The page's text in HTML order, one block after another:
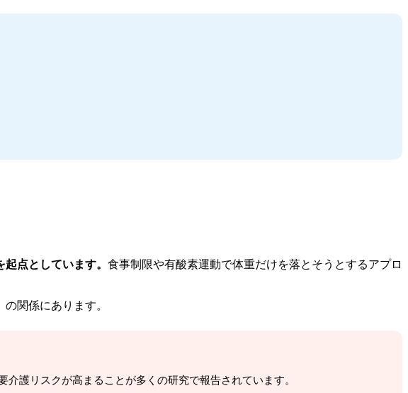
点としています。 食事制限や有酸素運動で体重だけを落とそうとするアプロ
関係にあります。
護リスクが高まることが多くの研究で報告されています。